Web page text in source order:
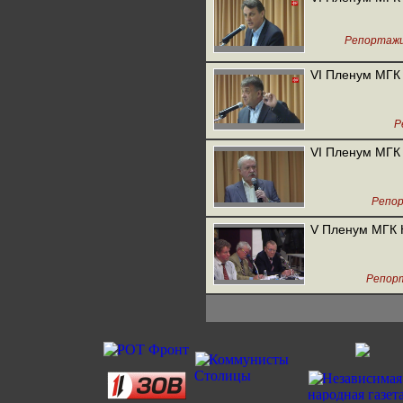
VI Пленум
VI Пленум
V Пленум МГК